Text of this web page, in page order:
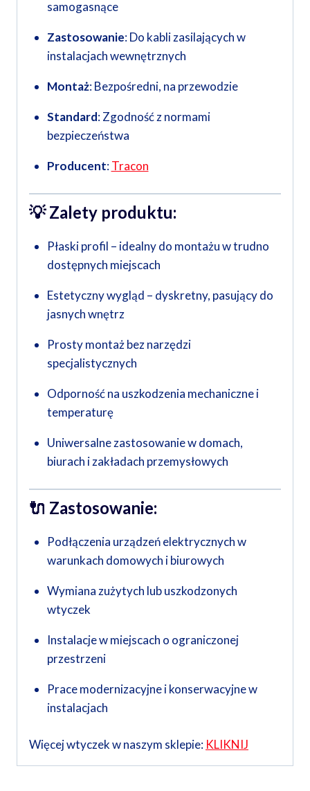
samogasnące
Zastosowanie: Do kabli zasilających w
instalacjach wewnętrznych
Montaż: Bezpośredni, na przewodzie
Standard: Zgodność z normami
bezpieczeństwa
Producent:Tracon
💡Zalety produktu:
Płaski profil – idealny do montażu w trudno
dostępnych miejscach
Estetyczny wygląd – dyskretny, pasujący do
jasnych wnętrz
Prosty montaż bez narzędzi
specjalistycznych
Odporność na uszkodzenia mechaniczne i
temperaturę
Uniwersalne zastosowanie w domach,
biurach i zakładach przemysłowych
🔌 Zastosowanie:
Podłączenia urządzeń elektrycznych w
warunkach domowych i biurowych
Wymiana zużytych lub uszkodzonych
wtyczek
Instalacje w miejscach o ograniczonej
przestrzeni
Prace modernizacyjne i konserwacyjne w
instalacjach
Więcej wtyczek w naszym sklepie: KLIKNIJ